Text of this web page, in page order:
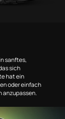
sanftes,
sich
hat ein
oder einfach
anzupassen.